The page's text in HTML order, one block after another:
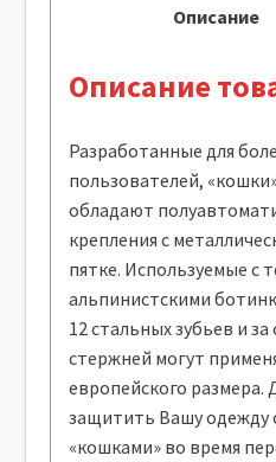
Описание
Описание
Разработанные для
пользователей,
обладают
крепления с
пятке. Используемые с
альпинистскими
12 стальных зубьев и
стержней могут
европейского размера.
защитить Вашу одежду
«кошками» во время